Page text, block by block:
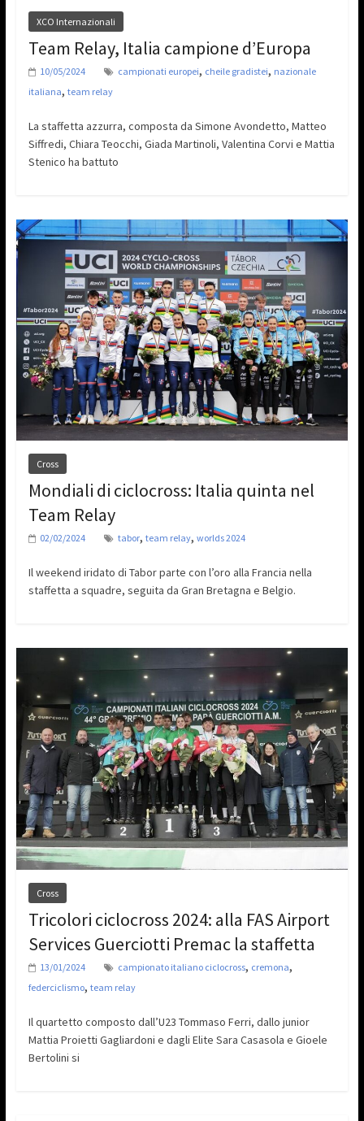
XCO Internazionali
Team Relay, Italia campione d’Europa
10/05/2024 campionati europei, cheile gradistei, nazionale
italiana, team relay
La staffetta azzurra, composta da Simone Avondetto, Matteo
Siffredi, Chiara Teocchi, Giada Martinoli, Valentina Corvi e Mattia
Stenico ha battuto
Cross
Mondiali di ciclocross: Italia quinta nel
Team Relay
02/02/2024 tabor, team relay, worlds 2024
Il weekend iridato di Tabor parte con l’oro alla Francia nella
staffetta a squadre, seguita da Gran Bretagna e Belgio.
Cross
Tricolori ciclocross 2024: alla FAS Airport
Services Guerciotti Premac la staffetta
13/01/2024 campionato italiano ciclocross, cremona,
federciclismo, team relay
Il quartetto composto dall’U23 Tommaso Ferri, dallo junior
Mattia Proietti Gagliardoni e dagli Elite Sara Casasola e Gioele
Bertolini si